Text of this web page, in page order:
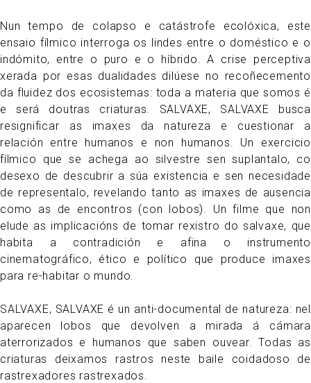
Nun tempo de colapso e catástrofe ecolóxica, este
ensaio fílmico interroga os lindes entre o doméstico e o
indómito, entre o puro e o híbrido. A crise perceptiva
xerada por esas dualidades dilúese no recoñecemento
da fluidez dos ecosistemas: toda a materia que somos é
e será doutras criaturas. SALVAXE, SALVAXE busca
resignificar as imaxes da natureza e cuestionar a
relación entre humanos e non humanos. Un exercicio
fílmico que se achega ao silvestre sen suplantalo, co
desexo de descubrir a súa existencia e sen necesidade
de representalo, revelando tanto as imaxes de ausencia
como as de encontros (con lobos). Un filme que non
elude as implicacións de tomar rexistro do salvaxe, que
habita a contradición e afina o instrumento
cinematográfico, ético e político que produce imaxes
para re-habitar o mundo.
SALVAXE, SALVAXE é un anti-documental de natureza: nel
aparecen lobos que devolven a mirada á cámara
aterrorizados e humanos que saben ouvear. Todas as
criaturas deixamos rastros neste baile coidadoso de
rastrexadores rastrexados.